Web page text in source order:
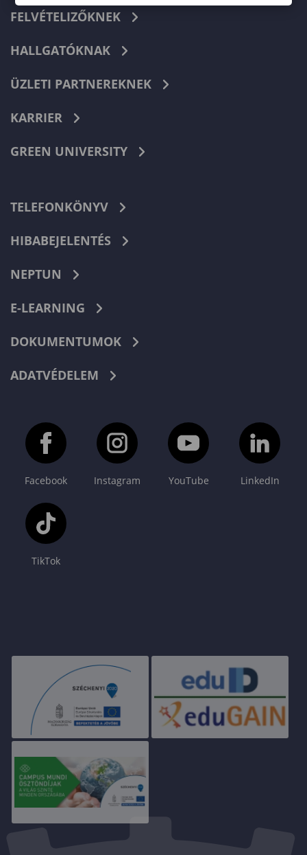
FELVÉTELIZŐKNEK
HALLGATÓKNAK
ÜZLETI PARTNEREKNEK
KARRIER
GREEN UNIVERSITY
TELEFONKÖNYV
HIBABEJELENTÉS
NEPTUN
E-LEARNING
DOKUMENTUMOK
ADATVÉDELEM
Facebook Instagram YouTube LinkedIn
TikTok